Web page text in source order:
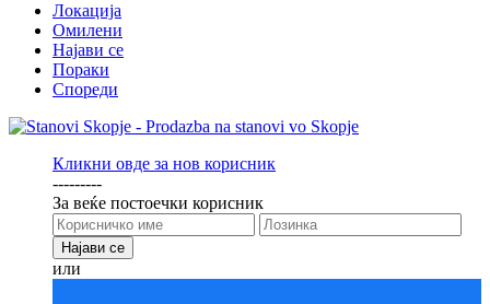
Локација
Омилени
Најави се
Пораки
Спореди
Кликни овде за нов корисник
---------
За веќе постоечки корисник
или